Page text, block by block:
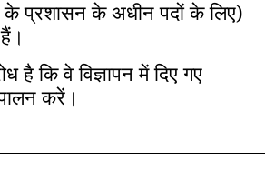
के प्रशासन के अधीन पदों के लिए)
है कि वे विज्ञापन में दिए गए
करें।